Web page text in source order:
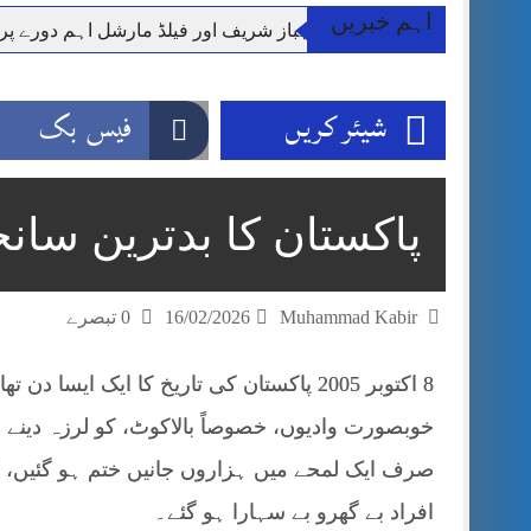
اہم خبریں
وزیر اعظم شہباز شریف اور فیلڈ مارشل اہم دورے
قائداعظم نامی شہری کا شناختی کارڈ بلاک،عدالت
ڈپٹی کمشنر راولپنڈی کیپٹن(ر) ندیم ناصر کا دورہء
شہید گر وپ کیپٹنعاصم طارق مکمل فوجی اعزاز کے
شیئر کریں فیس بک
پاکستان کا بدترین سانحہ:
Muhammad Kabir
16/02/2026
8 اکتوبر 2005 پاکستان کی تاریخ کا
خوبصورت وادیوں، خصوصاً بالاکوٹ، کو لرزہ
صرف ایک لمحے میں ہزاروں جانیں ختم ہو گئیں،
افراد بے گھرو بے سہارا ہو گئے۔